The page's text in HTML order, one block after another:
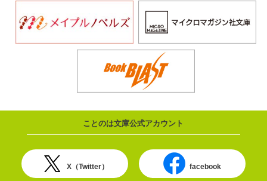
ことのは文庫公式アカウント
X（Twitter） facebook